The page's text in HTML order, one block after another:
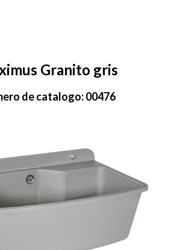
Granito gris
de catalogo: 00476